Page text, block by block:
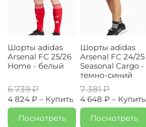
Шорты adidas
Arsenal FC 25/26
Home - белый
6 739 ₽
4 824 ₽ – Купить
Посмотреть
Шорты adidas
Arsenal FC 24/25
Seasonal Cargo -
темно-синий
7 381 ₽
4 648 ₽ – Купить
Посмотреть